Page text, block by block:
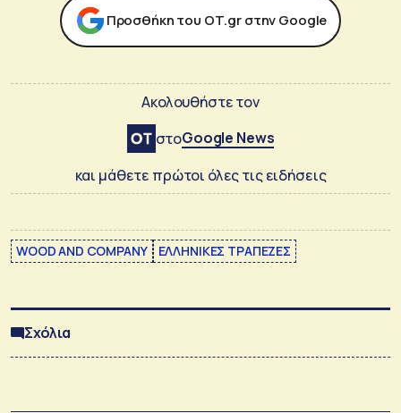
Προσθήκη του ΟΤ.gr στην Google
Ακολουθήστε τον
στοGoogle News
και μάθετε πρώτοι όλες τις ειδήσεις
WOOD AND COMPANY ΕΛΛΗΝΙΚΕΣ ΤΡΑΠΕΖΕΣ
Σχόλια